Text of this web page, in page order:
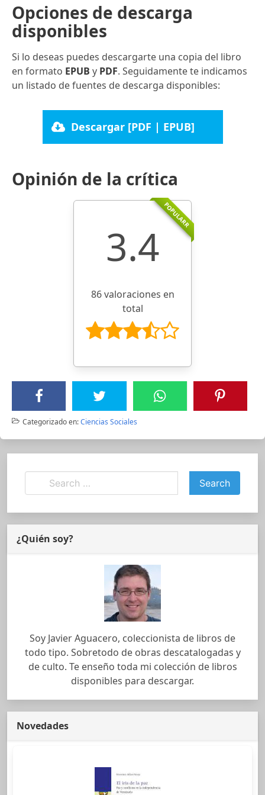
Opciones de descarga
disponibles
Si lo deseas puedes descargarte una copia del libro
en formato EPUB y PDF. Seguidamente te indicamos
un listado de fuentes de descarga disponibles:
Descargar [PDF | EPUB]
Opinión de la crítica
POPULARR
3.4
86 valoraciones en
total
Categorizado en:Ciencias Sociales
¿Quién soy?
Soy Javier Aguacero, coleccionista de libros de
todo tipo. Sobretodo de obras descatalogadas y
de culto. Te enseño toda mi colección de libros
disponibles para descargar.
Novedades